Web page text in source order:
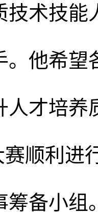
技术技能
。他希
人才培养
顺利进
筹备小